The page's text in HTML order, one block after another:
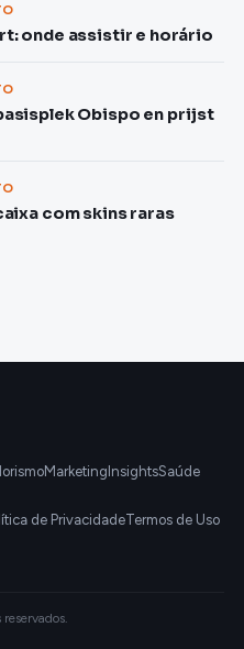
onde assistir e horário
Obispo en prijst
com skins raras
MarketingInsightsSaúde
de PrivacidadeTermos de Uso